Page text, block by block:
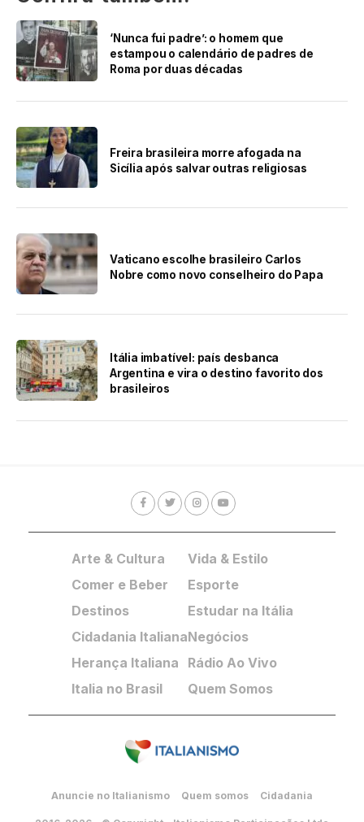
‘Nunca fui padre’: o homem que
estampou o calendário de padres de
Roma por duas décadas
Freira brasileira morre afogada na
Sicília após salvar outras religiosas
Vaticano escolhe brasileiro Carlos
Nobre como novo conselheiro do Papa
Itália imbatível: país desbanca
Argentina e vira o destino favorito dos
brasileiros
Arte & Cultura
Comer e Beber
Destinos
Cidadania Italiana
Herança Italiana
Italia no Brasil
Vida & Estilo
Esporte
Estudar na Itália
Negócios
Rádio Ao Vivo
Quem Somos
Anuncie no Italianismo Quem somos Cidadania